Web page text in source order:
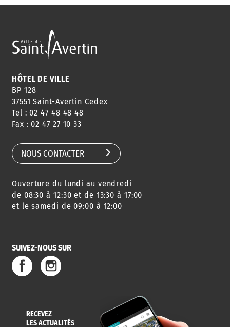
HÔTEL DE VILLE
BP 128
37551 Saint-Avertin Cedex
Tel : 02 47 48 48 48
Fax : 02 47 27 10 33
NOUS CONTACTER
Ouverture du lundi au vendredi
de 08:30 à 12:30 et de 13:30 à 17:00
et le samedi de 09:00 à 12:00
SUIVEZ-NOUS SUR
RECEVEZ
LES ACTUALITÉS